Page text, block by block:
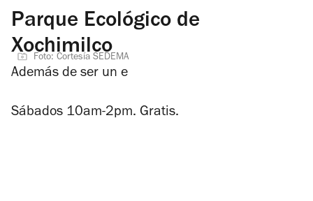
Parque Ecológico de
Xochimilco
Foto: Cortesía SEDEMA
Además de ser un e
Sábados 10am-2pm. Gratis.